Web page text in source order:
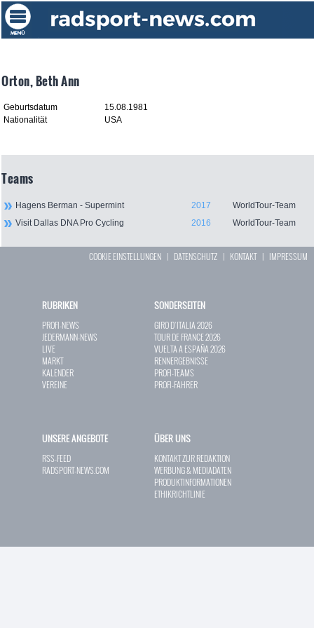
Orton, Beth Ann
Geburtsdatum
15.08.1981
Nationalität
USA
Teams
Hagens Berman - Supermint 2017
WorldTour-Team
Visit Dallas DNA Pro Cycling
2016 WorldTour-Team
COOKIE EINSTELLUNGEN | DATENSCHUTZ | KONTAKT| IMPRESSUM
RUBRIKEN
PROFI-NEWS
JEDERMANN-NEWS
LIVE
MARKT
KALENDER
VEREINE
SONDERSEITEN
GIRO D`ITALIA 2026
TOUR DE FRANCE 2026
VUELTA A ESPAÑA 2026
RENNERGEBNISSE
PROFI-TEAMS
PROFI-FAHRER
UNSERE ANGEBOTE
RSS-FEED
RADSPORT-NEWS.COM
ÜBER UNS
KONTAKT ZUR REDAKTION
WERBUNG & MEDIADATEN
PRODUKTINFORMATIONEN
ETHIKRICHTLINIE